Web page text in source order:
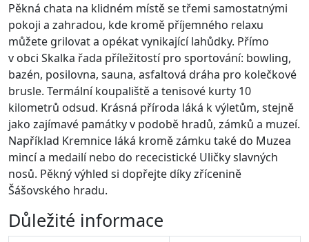
Pěkná chata na klidném místě se třemi samostatnými
pokoji a zahradou, kde kromě příjemného relaxu
můžete grilovat a opékat vynikající lahůdky. Přímo
v obci Skalka řada příležitostí pro sportování: bowling,
bazén, posilovna, sauna, asfaltová dráha pro kolečkové
brusle. Termální koupaliště a tenisové kurty 10
kilometrů odsud. Krásná příroda láká k výletům, stejně
jako zajímavé památky v podobě hradů, zámků a muzeí.
Například Kremnice láká kromě zámku také do Muzea
mincí a medailí nebo do rececistické Uličky slavných
nosů. Pěkný výhled si dopřejte díky zřícenině
Šášovského hradu.
Důležité informace